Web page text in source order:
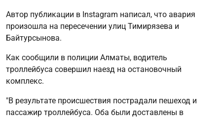
Автор публикации в Instagram написал, что авария
произошла на пересечении улиц Тимирязева и
Байтурсынова.
Как сообщили в полиции Алматы, водитель
троллейбуса совершил наезд на остановочный
комплекс.
"В результате происшествия пострадали пешеход и
пассажир троллейбуса. Оба были доставлены в